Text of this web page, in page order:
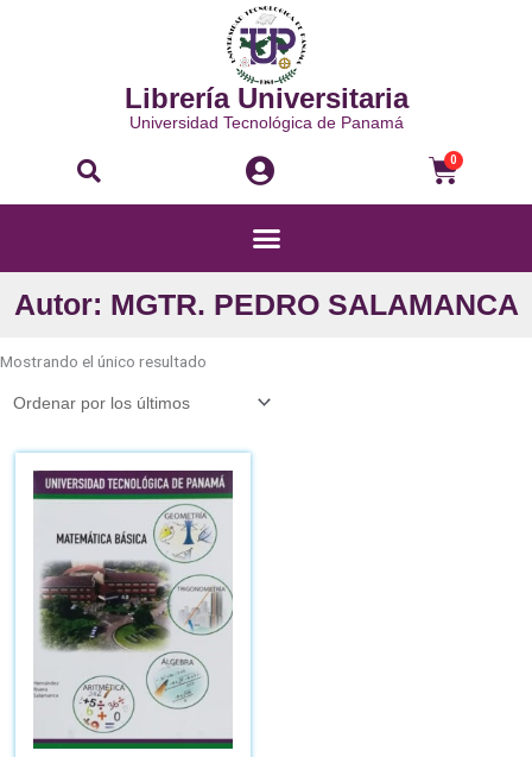
Librería Universitaria
Universidad Tecnológica de Panamá
Buscar 0
Menú
Autor: MGTR. PEDRO SALAMANCA
Mostrando el único resultado